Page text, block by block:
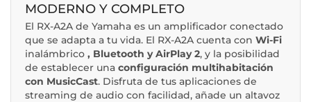
MODERNO Y COMPLETO
El RX-A2A de Yamaha es un amplificador conectado
que se adapta a tu vida. El RX-A2A cuenta con Wi-Fi
inalámbrico , Bluetooth y AirPlay 2, y la posibilidad
de establecer una configuración multihabitación
con MusicCast. Disfruta de tus aplicaciones de
streaming de audio con facilidad, añade un altavoz